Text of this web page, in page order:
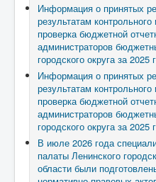
Информация о принятых
результатам
проверка бюджетной
администраторов
городского округа за 2025
Информация о принятых
результатам
проверка бюджетной
администраторов
городского округа за 2025
В июле 2026 года
палаты Ленинского
области были